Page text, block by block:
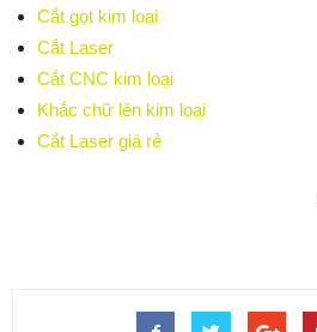
Cắt gọt kim loại
Cắt Laser
Cắt CNC kim loại
Khắc chữ lên kim loại
Cắt Laser giá rẻ